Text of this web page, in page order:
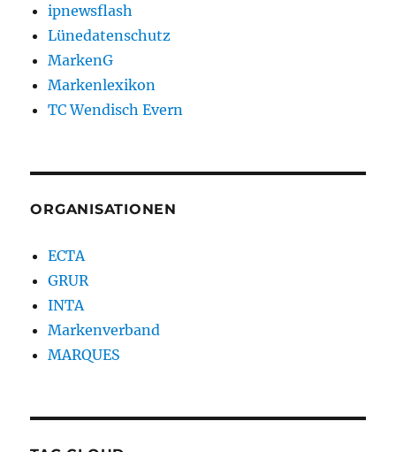
ipnewsflash
Lünedatenschutz
MarkenG
Markenlexikon
TC Wendisch Evern
ORGANISATIONEN
ECTA
GRUR
INTA
Markenverband
MARQUES